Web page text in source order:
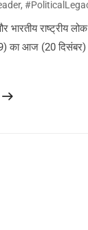
,
और भारतीय
का आज (20 दिसंबर)